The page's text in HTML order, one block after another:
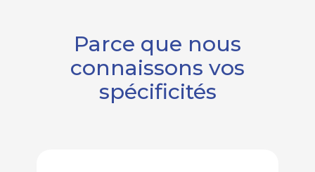
Parce que nous
connaissons vos
spécificités